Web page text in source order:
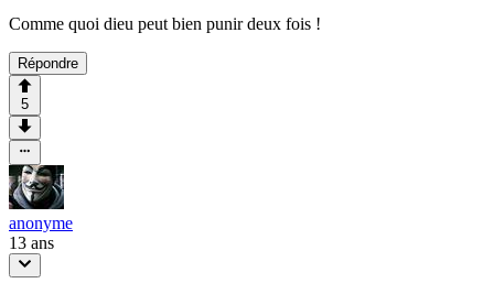
Comme quoi dieu peut bien punir deux fois !
Répondre
5
anonyme
13 ans